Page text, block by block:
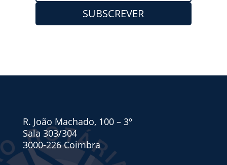
SUBSCREVER
R. João Machado, 100 – 3º
Sala 303/304
3000-226 Coimbra